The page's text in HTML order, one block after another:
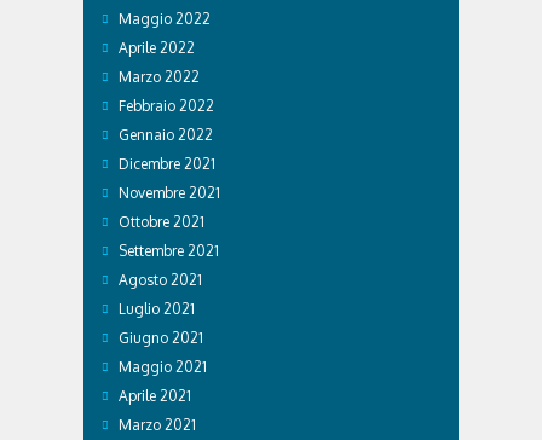
Maggio 2022
Aprile 2022
Marzo 2022
Febbraio 2022
Gennaio 2022
Dicembre 2021
Novembre 2021
Ottobre 2021
Settembre 2021
Agosto 2021
Luglio 2021
Giugno 2021
Maggio 2021
Aprile 2021
Marzo 2021